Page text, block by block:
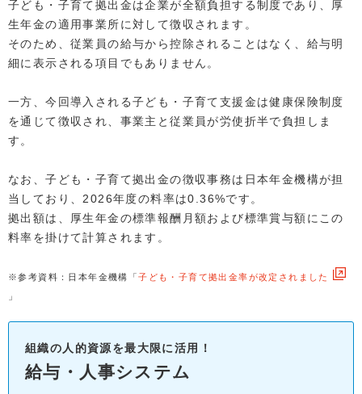
子ども・子育て拠出金は企業が全額負担する制度であり、厚
生年金の適用事業所に対して徴収されます。
そのため、従業員の給与から控除されることはなく、給与明
細に表示される項目でもありません。
一方、今回導入される子ども・子育て支援金は健康保険制度
を通じて徴収され、事業主と従業員が労使折半で負担しま
す。
なお、子ども・子育て拠出金の徴収事務は日本年金機構が担
当しており、2026年度の料率は0.36%です。
拠出額は、厚生年金の標準報酬月額および標準賞与額にこの
料率を掛けて計算されます。
※参考資料：日本年金機構「子ども・子育て拠出金率が改定されました
」
組織の人的資源を最大限に活用！
給与・人事システム